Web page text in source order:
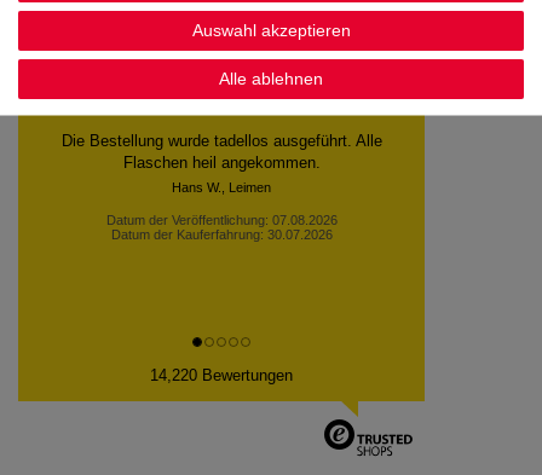
Sehr schnelle lieferung. Dankeschön
Datum der Kauferfahrung: 30.07.2026
14,220 Bewertungen
Auswahl akzeptieren
Alle ablehnen